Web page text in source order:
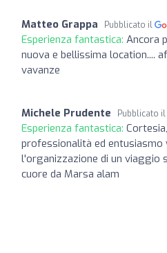
Matteo Grappa Pubblicato il
Esperienza fantastica: Ancora
nuova e bellissima location....
vavanze
Michele Prudente Pubblicato il
Esperienza fantastica:
professionalità ed entusiasmo
l'organizzazione di un viaggio
cuore da Marsa alam